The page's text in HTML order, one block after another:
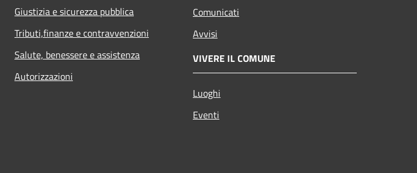
Giustizia e sicurezza pubblica
Tributi,finanze e contravvenzioni
Salute, benessere e assistenza
Autorizzazioni
Comunicati
Avvisi
VIVERE IL COMUNE
Luoghi
Eventi